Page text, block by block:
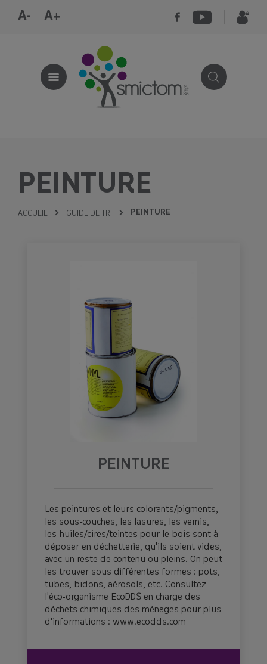
A- A+
PEINTURE
ACCUEIL GUIDE DE TRI PEINTURE
PEINTURE
Les peintures et leurs colorants/pigments,
les sous-couches, les lasures, les vernis,
les huiles/cires/teintes pour le bois sont à
déposer en déchetterie, qu'ils soient vides,
avec un reste de contenu ou pleins. On peut
les trouver sous différentes formes : pots,
tubes, bidons, aérosols, etc. Consultez
l'éco-organisme EcoDDS en charge des
déchets chimiques des ménages pour plus
d'informations : www.ecodds.com